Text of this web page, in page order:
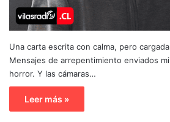
Una carta escrita con calma, pero
Mensajes de arrepentimiento enviados
horror. Y las cámaras…
Leer más »